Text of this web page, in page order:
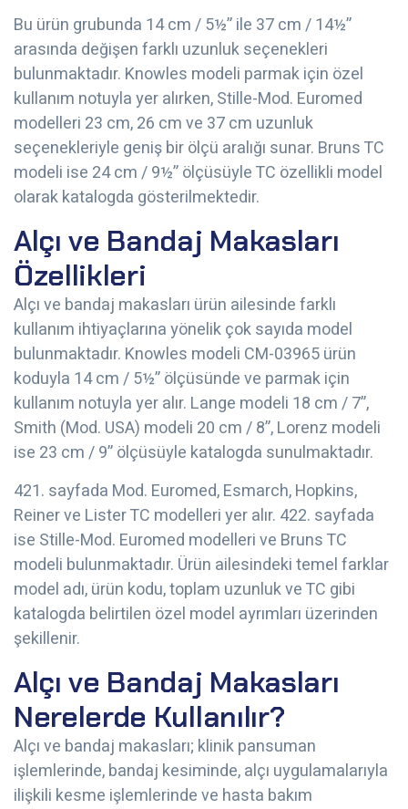
Bu ürün grubunda 14 cm / 5½” ile 37 cm / 14½”
arasında değişen farklı uzunluk seçenekleri
bulunmaktadır. Knowles modeli parmak için özel
kullanım notuyla yer alırken, Stille-Mod. Euromed
modelleri 23 cm, 26 cm ve 37 cm uzunluk
seçenekleriyle geniş bir ölçü aralığı sunar. Bruns TC
modeli ise 24 cm / 9½” ölçüsüyle TC özellikli model
olarak katalogda gösterilmektedir.
Alçı ve Bandaj Makasları
Özellikleri
Alçı ve bandaj makasları ürün ailesinde farklı
kullanım ihtiyaçlarına yönelik çok sayıda model
bulunmaktadır. Knowles modeli CM-03965 ürün
koduyla 14 cm / 5½” ölçüsünde ve parmak için
kullanım notuyla yer alır. Lange modeli 18 cm / 7”,
Smith (Mod. USA) modeli 20 cm / 8”, Lorenz modeli
ise 23 cm / 9” ölçüsüyle katalogda sunulmaktadır.
421. sayfada Mod. Euromed, Esmarch, Hopkins,
Reiner ve Lister TC modelleri yer alır. 422. sayfada
ise Stille-Mod. Euromed modelleri ve Bruns TC
modeli bulunmaktadır. Ürün ailesindeki temel farklar
model adı, ürün kodu, toplam uzunluk ve TC gibi
katalogda belirtilen özel model ayrımları üzerinden
şekillenir.
Alçı ve Bandaj Makasları
Nerelerde Kullanılır?
Alçı ve bandaj makasları; klinik pansuman
işlemlerinde, bandaj kesiminde, alçı uygulamalarıyla
ilişkili kesme işlemlerinde ve hasta bakım